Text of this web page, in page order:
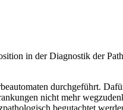
in der Diagnostik der
durchgeführt.
nicht mehr
begutachtet